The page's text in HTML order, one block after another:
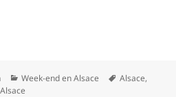
Catégories
Week-end en Alsace
Mots-
Alsace,